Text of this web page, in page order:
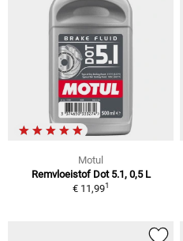
Motul
Remvloeistof Dot 5.1, 0,5 L
€ 11,991